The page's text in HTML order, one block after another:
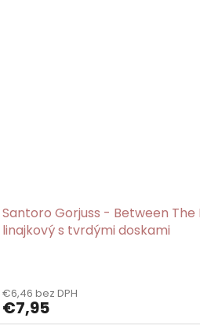
Santoro Gorjuss - Between The
linajkový s tvrdými doskami
produktu
je
5,0
€6,46 bez DPH
€7,95